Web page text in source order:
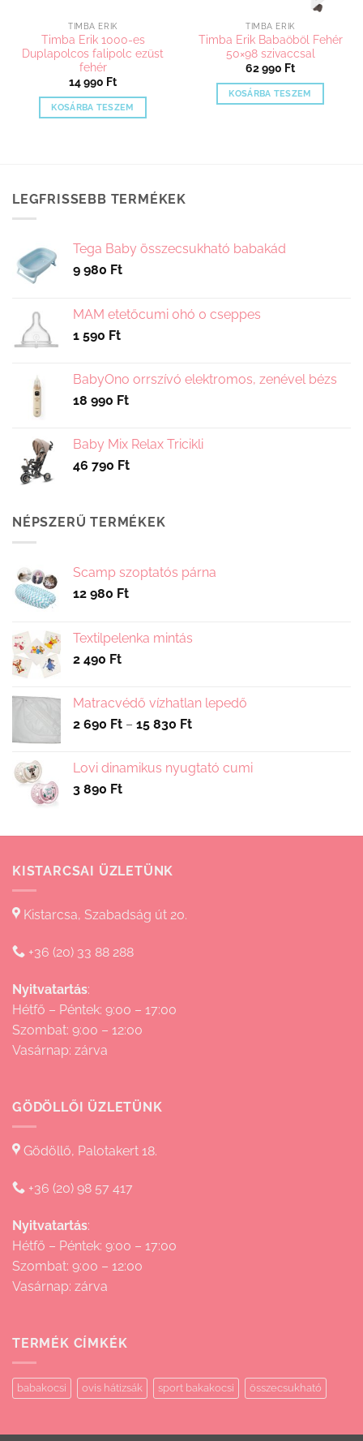
TIMBA ERIK
Timba Erik 1000-es
Duplapolcos falipolc ezüst
fehér
14 990 Ft
KOSÁRBA TESZEM
TIMBA ERIK
Timba Erik Babaöböl Fehér
50×98 szivaccsal
62 990 Ft
KOSÁRBA TESZEM
LEGFRISSEBB TERMÉKEK
Tega Baby összecsukható babakád
9 980 Ft
MAM etetőcumi 0hó 0 cseppes
1 590 Ft
BabyOno orrszívó elektromos, zenével bézs
18 990 Ft
Baby Mix Relax Tricikli
46 790 Ft
NÉPSZERŰ TERMÉKEK
Scamp szoptatós párna
12 980 Ft
Textilpelenka mintás
2 490 Ft
Matracvédő vízhatlan lepedő
2 690 Ft – 15 830 FtÁrtartomány:
-
Lovi dinamikus nyugtató cumi
3 890 Ft
KISTARCSAI ÜZLETÜNK
Kistarcsa, Szabadság út 20.
+36 (20) 33 88 288
Nyitvatartás:
Hétfő – Péntek: 9:00 – 17:00
Szombat: 9:00 – 12:00
Vasárnap: zárva
GÖDÖLLŐI ÜZLETÜNK
Gödöllő, Palotakert 18.
+36 (20) 98 57 417
Nyitvatartás:
Hétfő – Péntek: 9:00 – 17:00
Szombat: 9:00 – 12:00
Vasárnap: zárva
TERMÉK CÍMKÉK
babakocsi ovis hátizsák sport bakakocsi összecsukható